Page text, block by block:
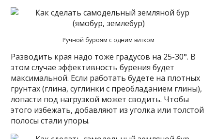
Ручной буроям с одним витком
Разводить края надо тоже градусов на 25-30°. В
этом случае эффективность бурения будет
максимальной. Если работать будете на плотных
грунтах (глина, суглинки с преобладанием глины),
лопасти под нагрузкой может сводить. Чтобы
этого избежать, добавляют из уголка или толстой
полосы стали упоры.